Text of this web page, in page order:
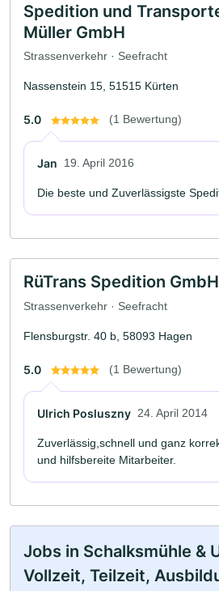
Spedition und
Müller GmbH
Strassenverkehr · Seefracht
Nassenstein 15, 51515 Kürten
5.0 (1 Bewertung)
Jan 19. April 2016
Die beste und Zuverlässigste
RüTrans Spedition GmbH
Strassenverkehr · Seefracht
Flensburgstr. 40 b, 58093 Hagen
5.0 (1 Bewertung)
Ulrich Posluszny 24. April 2014
Zuverlässig,schnell und ganz
und hilfsbereite Mitarbeiter.
Jobs in Schalksmühle &
Vollzeit, Teilzeit,